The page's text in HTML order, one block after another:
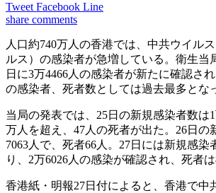
Tweet Facebook Line
share comments
人口約740万人の香港では、中共ウイル
ルス）の感染者が急増している。衛生当
日に3万4466人の感染者が新たに確認さ
の感染者、死者数としては過去最多とな
当局の発表では、25日の新規感染者数は
万人を超え、47人の死者が出た。26日の
7063人で、死者66人。27日には新規感染
り、2万6026人の感染が確認され、死者は
香港紙・明報27日付によると、香港で中